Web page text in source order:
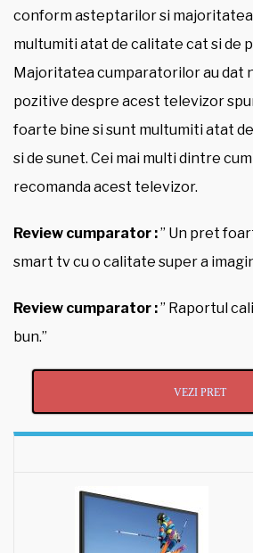
conform asteptarilor si
multumiti atat de calitate cat si de
Majoritatea cumparatorilor au dat
pozitive despre acest televizor
foarte bine si sunt multumiti atat
si de sunet. Cei mai multi dintre
recomanda acest televizor.
Review cumparator :” Un pret
smart tv cu o calitate super a
Review cumparator :” Raportul
bun.”
VEZI PRET